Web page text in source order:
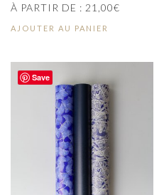
À PARTIR DE : 21,00€
AJOUTER AU PANIER
Save